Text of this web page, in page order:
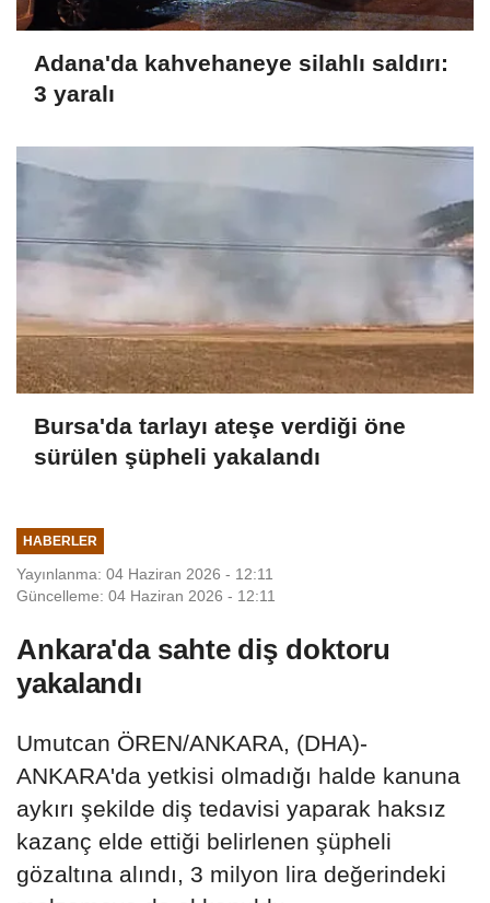
Adana'da kahvehaneye silahlı saldırı:
3 yaralı
Bursa'da tarlayı ateşe verdiği öne
sürülen şüpheli yakalandı
HABERLER
Yayınlanma: 04 Haziran 2026 - 12:11
Güncelleme: 04 Haziran 2026 - 12:11
Ankara'da sahte diş doktoru
yakalandı
Umutcan ÖREN/ANKARA, (DHA)-
ANKARA'da yetkisi olmadığı halde kanuna
aykırı şekilde diş tedavisi yaparak haksız
kazanç elde ettiği belirlenen şüpheli
gözaltına alındı, 3 milyon lira değerindeki